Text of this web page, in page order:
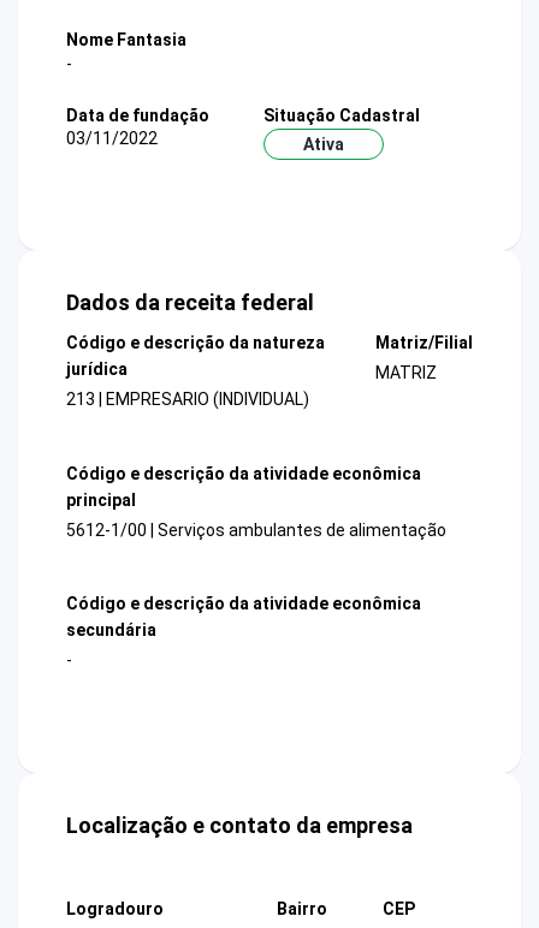
Nome Fantasia
-
Data de fundação
03/11/2022
Situação Cadastral
Ativa
Dados da receita federal
Código e descrição da natureza
jurídica
213 | EMPRESARIO (INDIVIDUAL)
Matriz/Filial
MATRIZ
Código e descrição da atividade econômica
principal
5612-1/00 | Serviços ambulantes de alimentação
Código e descrição da atividade econômica
secundária
-
Localização e contato da empresa
Logradouro
Bairro
CEP